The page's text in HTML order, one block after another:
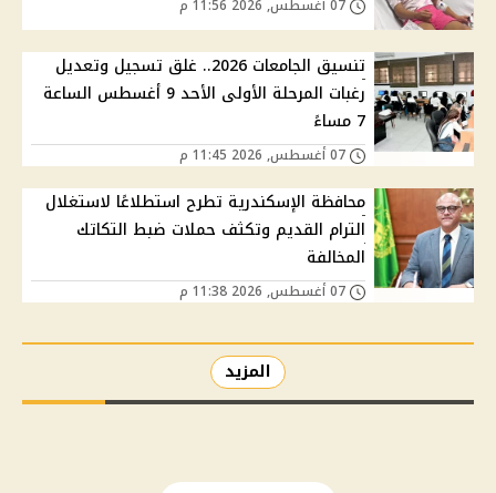
تنسيق الجامعات 2026.. غلق تسجيل وتعديل
رغبات المرحلة الأولى الأحد 9 أغسطس الساعة
7 مساءً
محافظة الإسكندرية تطرح استطلاعًا لاستغلال
الترام القديم وتكثف حملات ضبط التكاتك
المخالفة
المزيد